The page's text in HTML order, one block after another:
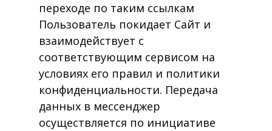
переходе по таким ссылкам
Пользователь покидает Сайт и
взаимодействует с
соответствующим сервисом на
условиях его правил и политики
конфиденциальности. Передача
данных в мессенджер
осуществляется по инициативе